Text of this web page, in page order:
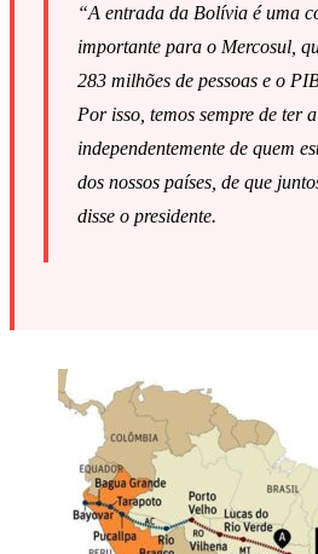
“A entrada da Bolívia é uma
importante para o Mercosul,
283 milhões de pessoas e o
Por isso, temos sempre de ter
independentemente de quem
dos nossos países, de que
disse o presidente.